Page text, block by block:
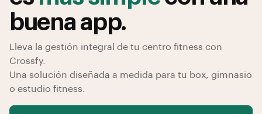
buena app.
Lleva la gestión integral de tu centro fitness con
Crossfy.
Una solución diseñada a medida para tu box, gimnasio
o estudio fitness.